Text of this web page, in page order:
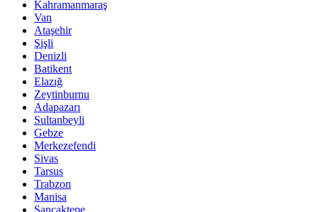
Kahramanmaraş
Van
Ataşehir
Şişli
Denizli
Batikent
Elazığ
Zeytinburnu
Adapazarı
Sultanbeyli
Gebze
Merkezefendi
Sivas
Tarsus
Trabzon
Manisa
Sancaktepe